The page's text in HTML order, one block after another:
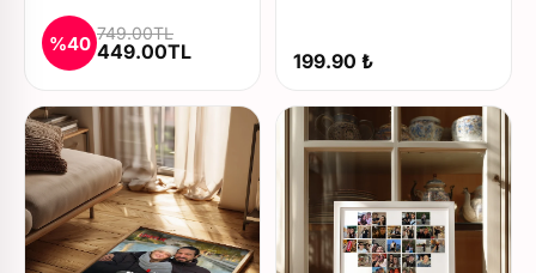
Baskılı Kupa ve Yastık
Seti
%40 749.00TL
449.00TL 199.90 ₺